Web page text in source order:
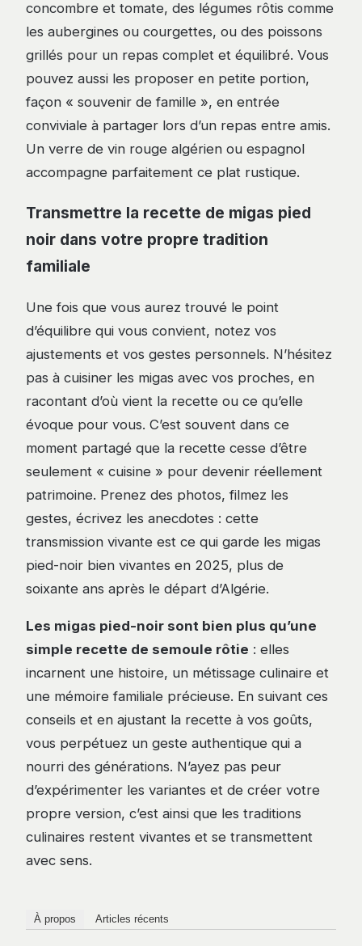
concombre et tomate, des légumes rôtis comme
les aubergines ou courgettes, ou des poissons
grillés pour un repas complet et équilibré. Vous
pouvez aussi les proposer en petite portion,
façon « souvenir de famille », en entrée
conviviale à partager lors d’un repas entre amis.
Un verre de vin rouge algérien ou espagnol
accompagne parfaitement ce plat rustique.
Transmettre la recette de migas pied
noir dans votre propre tradition
familiale
Une fois que vous aurez trouvé le point
d’équilibre qui vous convient, notez vos
ajustements et vos gestes personnels. N’hésitez
pas à cuisiner les migas avec vos proches, en
racontant d’où vient la recette ou ce qu’elle
évoque pour vous. C’est souvent dans ce
moment partagé que la recette cesse d’être
seulement « cuisine » pour devenir réellement
patrimoine. Prenez des photos, filmez les
gestes, écrivez les anecdotes : cette
transmission vivante est ce qui garde les migas
pied-noir bien vivantes en 2025, plus de
soixante ans après le départ d’Algérie.
Les migas pied-noir sont bien plus qu’une
simple recette de semoule rôtie : elles
incarnent une histoire, un métissage culinaire et
une mémoire familiale précieuse. En suivant ces
conseils et en ajustant la recette à vos goûts,
vous perpétuez un geste authentique qui a
nourri des générations. N’ayez pas peur
d’expérimenter les variantes et de créer votre
propre version, c’est ainsi que les traditions
culinaires restent vivantes et se transmettent
avec sens.
À propos Articles récents